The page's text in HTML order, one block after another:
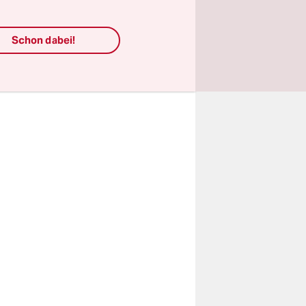
Netz
Schon dabei!